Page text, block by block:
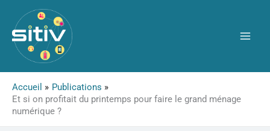
contenu
Accueil
Publications
Et si on profitait du printemps pour faire le grand ménage
numérique ?